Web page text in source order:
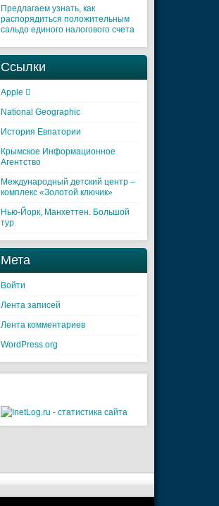
Предлагаем узнать, как
распорядиться положительным
сальдо единого налогового счета
Ссылки
Apple 
National Geographic
История Евпатории
Крымское Информационное
Агентство
Международный детский центр –
комплекс «Золотой ключик»
Нью-Йорк, Манхеттен. Большой
тур
Мета
Войти
Лента записей
Лента комментариев
WordPress.org